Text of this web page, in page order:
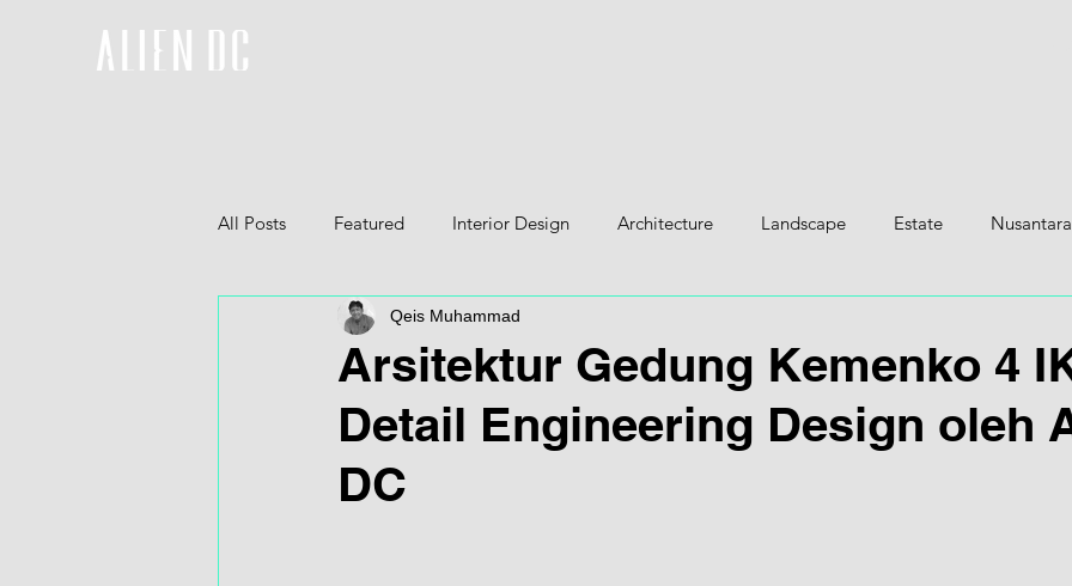
All Posts Featured Interior Design Architecture Landscape Estate Nusantara
3D
Arsitektur Gedung Kemenko 4
Detail Engineering Design oleh
DC
Qeis Muhammad